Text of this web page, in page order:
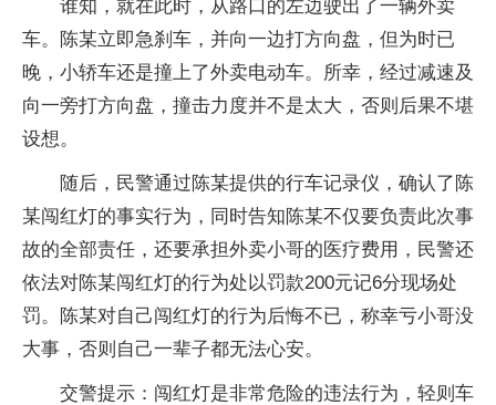
谁知，就在此时，从路口的左边驶出了一辆外卖
车。陈某立即急刹车，并向一边打方向盘，但为时已
晚，小轿车还是撞上了外卖电动车。所幸，经过减速及
向一旁打方向盘，撞击力度并不是太大，否则后果不堪
设想。
随后，民警通过陈某提供的行车记录仪，确认了陈
某闯红灯的事实行为，同时告知陈某不仅要负责此次事
故的全部责任，还要承担外卖小哥的医疗费用，民警还
依法对陈某闯红灯的行为处以罚款200元记6分现场处
罚。陈某对自己闯红灯的行为后悔不已，称幸亏小哥没
大事，否则自己一辈子都无法心安。
交警提示：闯红灯是非常危险的违法行为，轻则车